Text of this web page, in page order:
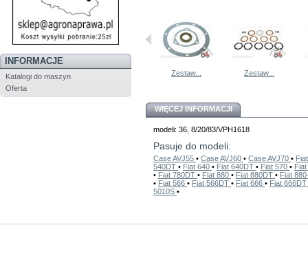
INFORMACJE
Katalogi do maszyn
Oferta
534934R1... Zestaw... Zestaw...
WIĘCEJ INFORMACJI
modeli: 36, 8/20/83/VPH1618
Pasuje do modeli:
Case AVJ55 • Case AVJ60 • Case AVJ70 •
540DT • Fiat 640 • Fiat 640DT • Fiat 570 •
• Fiat 780DT • Fiat 880 • Fiat 880DT • Fiat
• Fiat 566 • Fiat 566DT • Fiat 666 • Fiat 666DT
5010S •